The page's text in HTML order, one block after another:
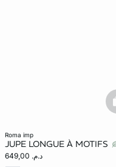
roma imp
JUPE LONGUE À MOTIFS
د.م. 649,00